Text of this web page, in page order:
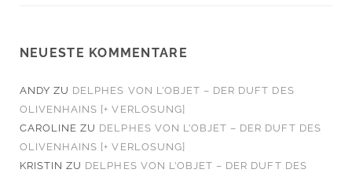
NEUESTE KOMMENTARE
ANDY ZU DELPHES VON L’OBJET – DER DUFT DES
OLIVENHAINS [+ VERLOSUNG]
CAROLINE ZU DELPHES VON L’OBJET – DER DUFT DES
OLIVENHAINS [+ VERLOSUNG]
KRISTIN ZU DELPHES VON L’OBJET – DER DUFT DES